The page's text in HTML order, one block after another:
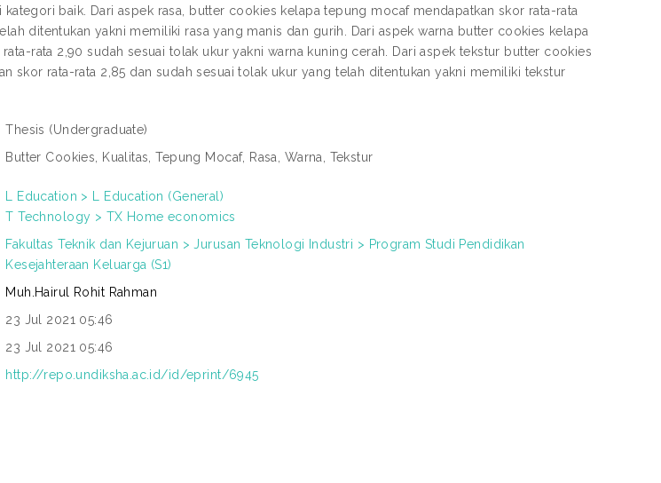
baik. Dari aspek rasa, butter cookies kelapa tepung mocaf mendapatkan skor rata-rata
ditentukan yakni memiliki rasa yang manis dan gurih. Dari aspek warna butter cookies kelapa
rata 2,90 sudah sesuai tolak ukur yakni warna kuning cerah. Dari aspek tekstur butter cookies
skor rata-rata 2,85 dan sudah sesuai tolak ukur yang telah ditentukan yakni memiliki tekstur
Thesis (Undergraduate)
Butter Cookies, Kualitas, Tepung Mocaf, Rasa, Warna, Tekstur
L Education > L Education (General)
T Technology > TX Home economics
Fakultas Teknik dan Kejuruan > Jurusan Teknologi Industri > Program Studi Pendidikan
Kesejahteraan Keluarga (S1)
Muh.Hairul Rohit Rahman
23 Jul 2021 05:46
23 Jul 2021 05:46
http://repo.undiksha.ac.id/id/eprint/6945